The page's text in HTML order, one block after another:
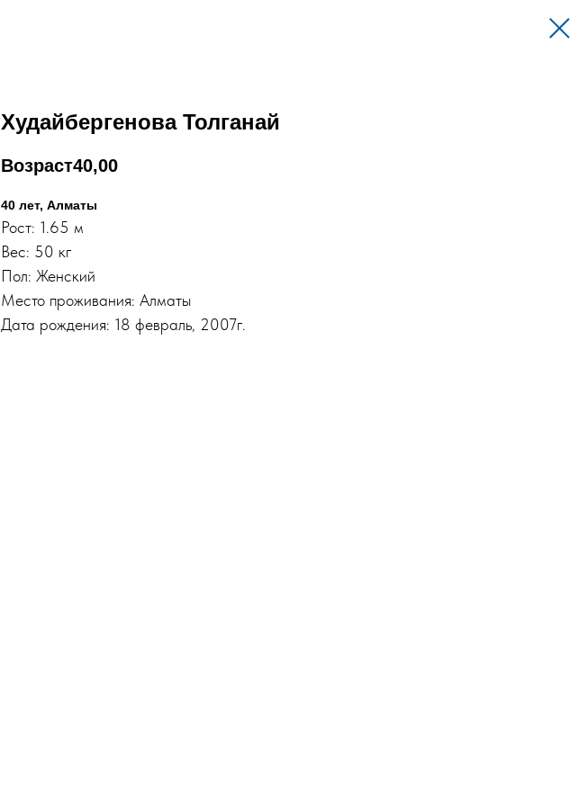
Худайбергенова Толганай
Возраст40,00
40 лет, Алматы
Рост: 1.65 м
Вес: 50 кг
Пол: Женский
Место проживания: Алматы
Дата рождения: 18 февраль, 2007г.